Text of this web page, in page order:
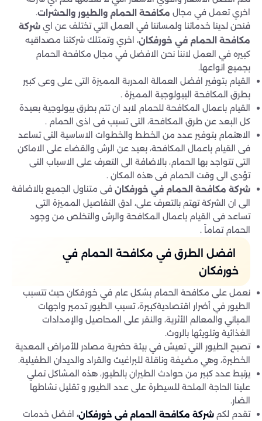
اخري تعمل في مجال مكافحة الحمام والطيور والحشرات.
فنحن لدينا خدماتنا ولمساتنا في العمل التي تختلف عن اي شركة
مكافحة الحمام في خورفكان، اخري وتمتلك شركتنا مصداقيه
كبيره في العمل لاننا نحن الافضل في مجال مكافحة الحمام
بجميع انواعها.
القيام بتوفير افضل العمالة المدربة المميزة التى على وعى كبير
بطرق المكافحة البيولوجية المميزة .
القيام باعمال المكافحة للحمام لابد ان تتم بطرق بيولوجية بعيدة
كل البعد عن طرق المكافحة، التى تسبب فى اذى الحمام .
الاهتمام بتوفير عدد من الخطط والخطوات الاساسية التى تساعد
فى القيام باعمال المكافحة، بعيد عن الرش والقضاء على الاماكن
التى تتواجد بها الحمام، بالاضافة الى التعرف على الاسباب التى
تؤدى الى وقت الحمام فى هذه المكان .
شركة مكافحة الحمام في خورفكان فى متناول الجميع بالاضافة
الى ان الشركة تهتم بالتعرف على، ادق التفاصيل المميزة التى
تساعد فى القيام باعمال المكافحة والرش والتخلص من وجود
الحمام تماماً .
افضل الطرق في مكافحة الحمام في
خورفكان
نعمل على مكافحة الحمام بشكل عام في خورفكان حيث تتسبب
الطيور في أضرار اقتصاديةكبيرة، تسبب الطيور تدمير واجهات
المباني والمعالم الأثرية، والنقر على المحاصيل والإمدادات
الغذائية وتلويثها بالروث.
تصبح الطيور التي تعيش في بيئة حضرية مصادر للأمراض المعدية
الخطيرة، وهي مضيفة وناقلة للبراغيث والقراد والديدان الطفيلية.
يرتبط عدد كبير من حوادث الطيران بالطيور، هذه المشاكل تملي
علينا الحاجة الملحة للسيطرة على عدد الطيور و تقليل نشاطها
الضار.
تقدم لكم شركة مكافحة الحمام في خورفكان، افضل خدمات